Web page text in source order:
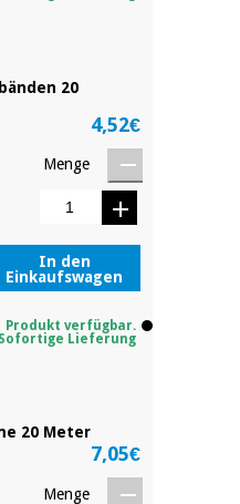
20
4,52€
Menge
In den
Einkaufswagen
Produkt verfügbar.
Sofortige Lieferung
20 Meter
7,05€
Menge